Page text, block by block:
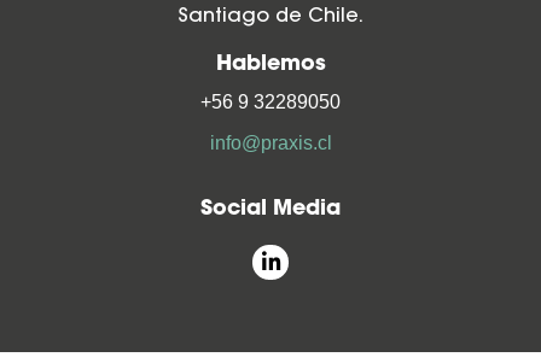
Santiago de Chile.
Hablemos
+56 9 32289050
info@praxis.cl
Social Media